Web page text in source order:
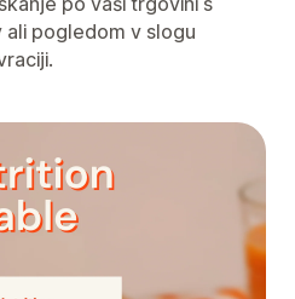
pogledom v slogu